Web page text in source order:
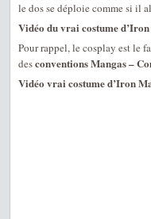
le dos se déploie comme si il
Vidéo du vrai costume
Pour rappel, le cosplay est le
desconventions Mangas –
Vidéo vrai costume d’Iron